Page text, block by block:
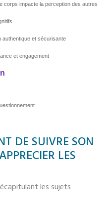
corps impacte la perception des autres
authentique et sécurisante
et engagement
DE SUIVRE SON
LES
les sujets